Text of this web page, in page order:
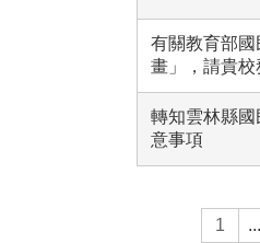
有關教育部
畫」，請貴校
轉知雲林縣
意事項
1 ...